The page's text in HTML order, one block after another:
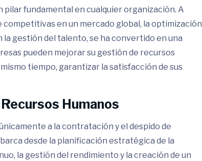
pilar fundamental en cualquier organización. A
en un mercado global, la optimización
gestión del talento, se ha convertido en una
pueden mejorar su gestión de recursos
tiempo, garantizar la satisfacción de sus
Humanos
a la contratación y el despido de
desde la planificación estratégica de la
la gestión del rendimiento y la creación de un